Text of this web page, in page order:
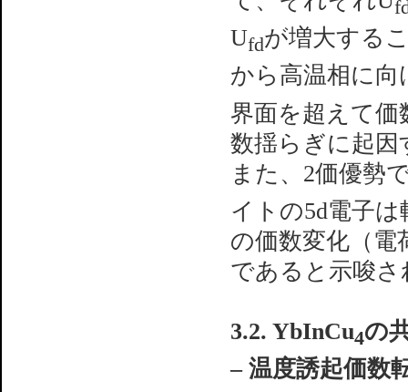
Ufdが増大する
から高温相に向
界面を超えて
数揺らぎに起因
また、2価優勢
イトの5d電子
の価数変化（電
であると示唆さ
3.2. YbInCu4の
– 温度誘起価数